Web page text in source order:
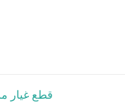
قطع غيار